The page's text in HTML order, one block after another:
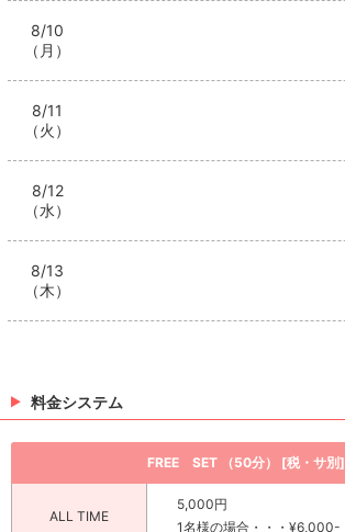
8/10
（月）
8/11
（火）
8/12
（水）
8/13
（木）
料金システム
FREE SET （50分） [税・サ別]
ALL TIME
5,000円
1名様の場合・・・¥6,000-